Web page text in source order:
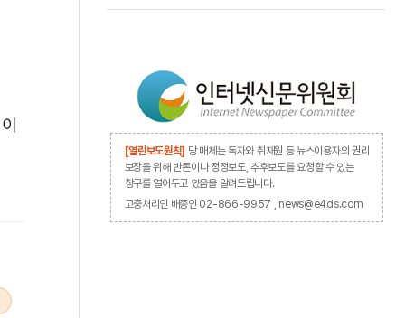
성과교류회
[열린보도원칙] 당 매체는 독자와 취재원 등 뉴스이용자의 권리
보장을 위해 반론이나 정정보도, 추후보도를 요청할 수 있는
창구를 열어두고 있음을 알려드립니다.
고충처리인 배종인 02-866-9957 , news@e4ds.com